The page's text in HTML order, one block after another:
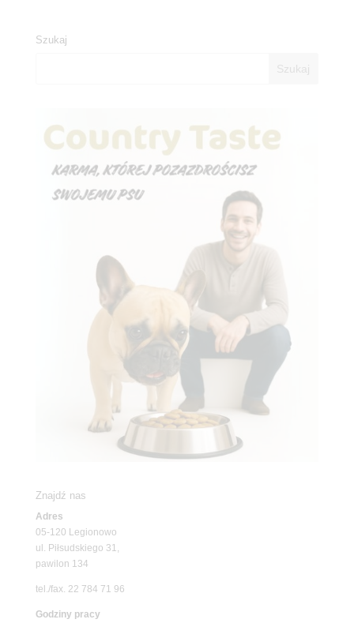
Szukaj
Znajdź nas
Adres
05-120 Legionowo
ul. Piłsudskiego 31,
pawilon 134
tel./fax. 22 784 71 96
Godziny pracy